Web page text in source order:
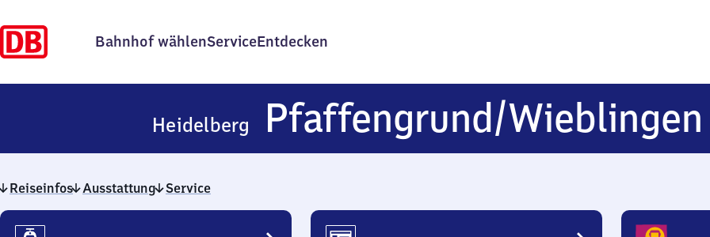
Bahnhof wählenServiceEntdecken
Heidelberg Pfaffengrund/​Wieblingen
Reiseinfos Ausstattung Service
Reiseinfos